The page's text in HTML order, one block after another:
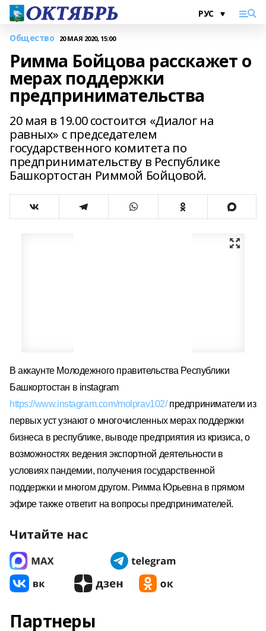
Общество 20 МАЯ 2020, 15:00
Римма Бойцова расскажет о
мерах поддержки
предпринимательства
20 мая в 19.00 состоится «Диалог на
равных» c председателем
государственного комитета по
предпринимательству в Республике
Башкортостан Риммой Бойцовой.
В аккаунте Молодежного правительства Республики
Башкортостан в instagram
https://www.instagram.com/molprav102/предприниматели из
первых уст узнают о многочисленных мерах поддержки
бизнеса в республике, выводе предприятия из кризиса, о
возможностях ведения экспортной деятельности в
условиях пандемии, получения государственной
поддержки и многом другом. Римма Юрьевна в прямом
эфире также ответит на вопросы предпринимателей.
Читайте нас
Партнеры